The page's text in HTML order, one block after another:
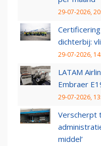
29-07-2026,
dichterbij:
29-07-2026,
LATAM
Embraer
29-07-2026,
Verscherpt
middel’